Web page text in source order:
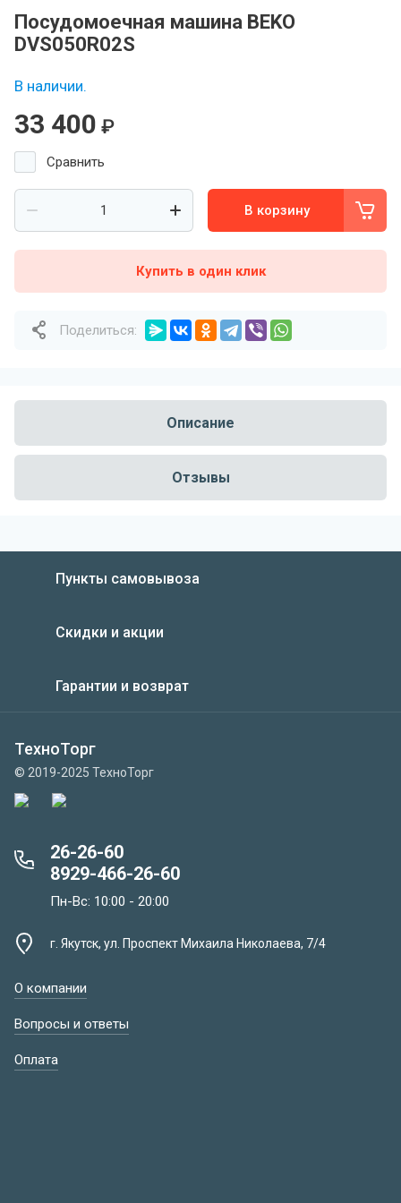
Посудомоечная машина BEKO
DVS050R02S
В наличии.
33 400 ₽
Сравнить
В корзину
Купить в один клик
Поделиться:
Описание
Отзывы
Пункты самовывоза
Скидки и акции
Гарантии и возврат
ТехноТорг
© 2019-2025 ТехноТорг
26-26-60
8929-466-26-60
Пн-Вс: 10:00 - 20:00
г. Якутск, ул. Проспект Михаила Николаева, 7/4
О компании
Вопросы и ответы
Оплата